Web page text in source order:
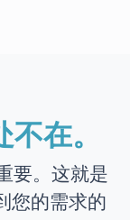
在。
要。这就是
您的需求的